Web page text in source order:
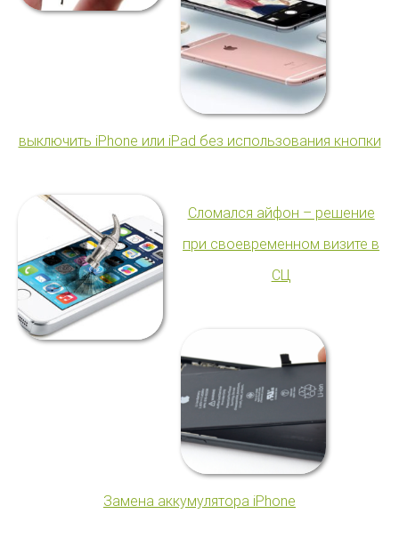
выключить iPhone или iPad без использования кнопки
Сломался айфон – решение
при своевременном визите в
СЦ
Замена аккумулятора iPhone